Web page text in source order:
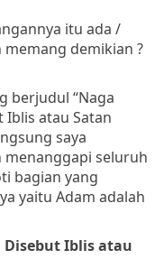
itu ada /
memang demikian ?
berjudul “Naga
Iblis atau Satan
saya
menanggapi seluruh
bagian yang
yaitu Adam adalah
Disebut Iblis atau